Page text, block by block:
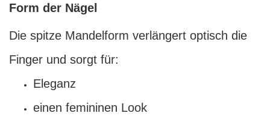
Form der Nägel
Die spitze Mandelform verlängert optisch die
Finger und sorgt für:
Eleganz
einen femininen Look